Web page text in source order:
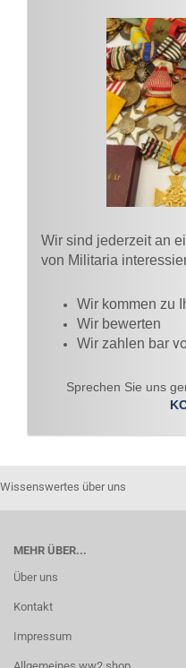
Wir sind jederzeit an
von Militaria
Wir kommen zu
Wir bewerten
Wir zahlen bar
Sprechen Sie uns
Wissenswertes über uns
MEHR ÜBER...
Über uns
Kontakt
Impressum